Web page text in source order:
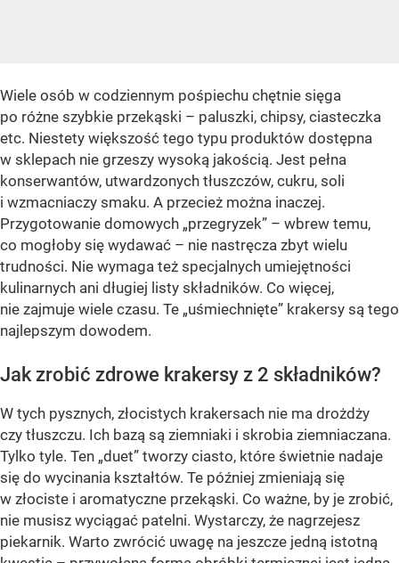
Wiele osób w codziennym pośpiechu chętnie sięga
po różne szybkie przekąski – paluszki, chipsy, ciasteczka
etc. Niestety większość tego typu produktów dostępna
w sklepach nie grzeszy wysoką jakością. Jest pełna
konserwantów, utwardzonych tłuszczów, cukru, soli
i wzmacniaczy smaku. A przecież można inaczej.
Przygotowanie domowych „przegryzek” – wbrew temu,
co mogłoby się wydawać – nie nastręcza zbyt wielu
trudności. Nie wymaga też specjalnych umiejętności
kulinarnych ani długiej listy składników. Co więcej,
nie zajmuje wiele czasu. Te „uśmiechnięte” krakersy są tego
najlepszym dowodem.
Jak zrobić zdrowe krakersy z 2 składników?
W tych pysznych, złocistych krakersach nie ma drożdży
czy tłuszczu. Ich bazą są ziemniaki i skrobia ziemniaczana.
Tylko tyle. Ten „duet” tworzy ciasto, które świetnie nadaje
się do wycinania kształtów. Te później zmieniają się
w złociste i aromatyczne przekąski. Co ważne, by je zrobić,
nie musisz wyciągać patelni. Wystarczy, że nagrzejesz
piekarnik. Warto zwrócić uwagę na jeszcze jedną istotną